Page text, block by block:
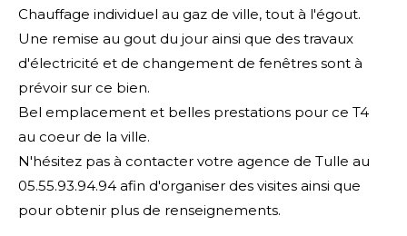
Chauffage individuel au gaz de ville, tout à l'égout.
Une remise au gout du jour ainsi que des travaux
d'électricité et de changement de fenêtres sont à
prévoir sur ce bien.
Bel emplacement et belles prestations pour ce T4
au coeur de la ville.
N'hésitez pas à contacter votre agence de Tulle au
05.55.93.94.94 afin d'organiser des visites ainsi que
pour obtenir plus de renseignements.